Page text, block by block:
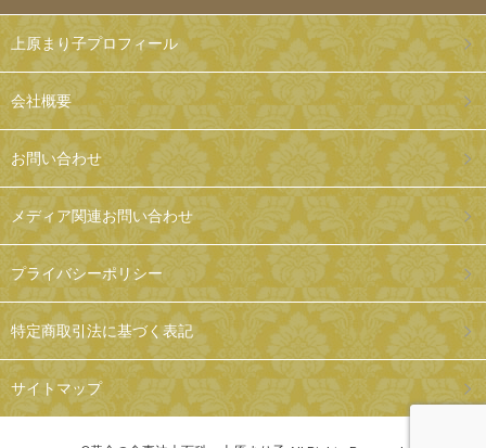
上原まり子プロフィール
会社概要
お問い合わせ
メディア関連お問い合わせ
プライバシーポリシー
特定商取引法に基づく表記
サイトマップ